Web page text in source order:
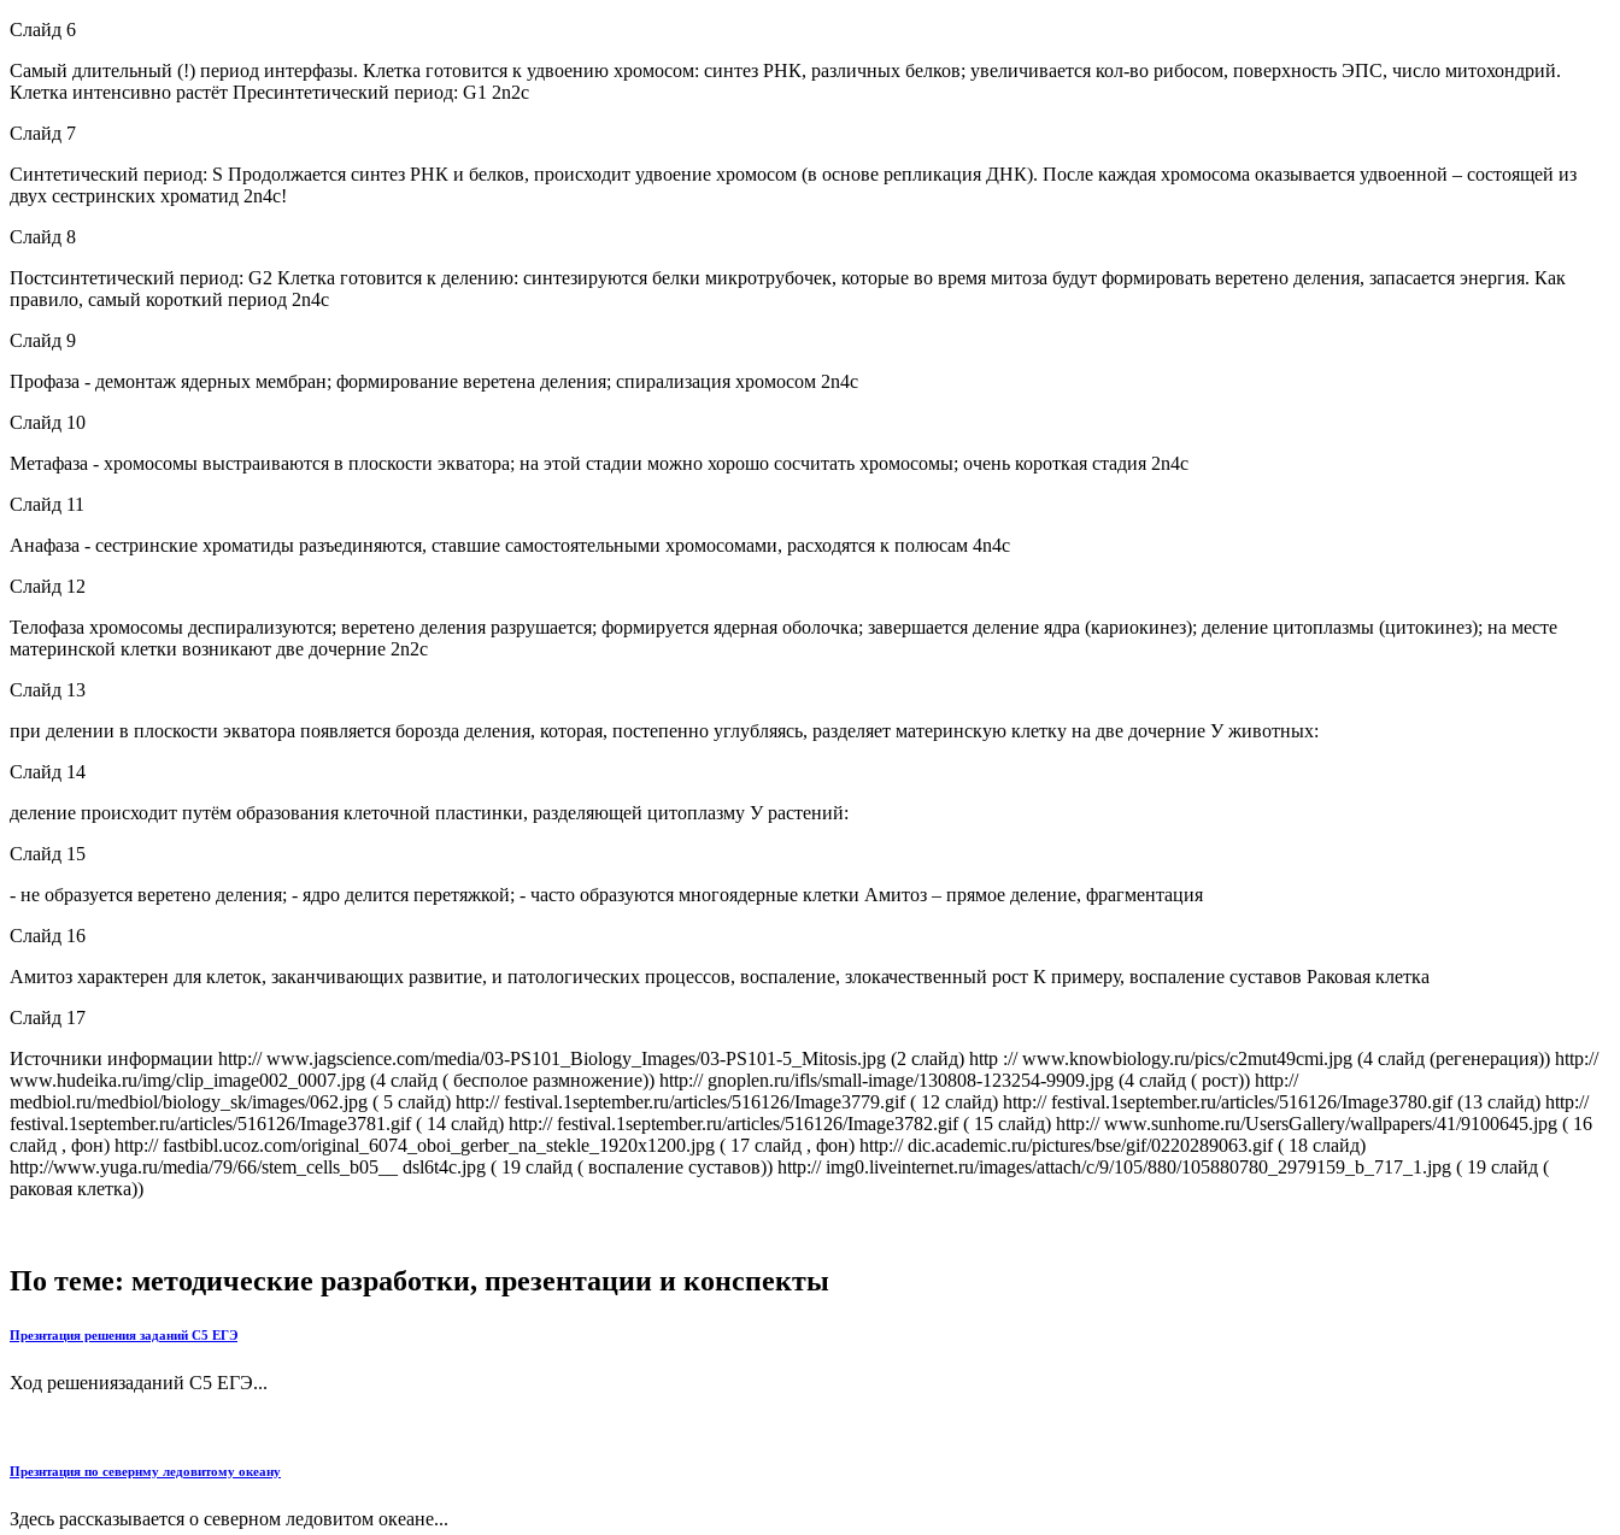
Слайд 6
Самый длительный (!) период интерфазы. Клетка готовится к удвоению хромосом: синтез РНК, различных белков; увеличивается кол-во рибосом, поверхность ЭПС, число митохондрий.
Клетка интенсивно растёт Пресинтетический период: G1 2n2c
Слайд 7
Синтетический период: S Продолжается синтез РНК и белков, происходит удвоение хромосом (в основе репликация ДНК). После каждая хромосома оказывается удвоенной – состоящей из
двух сестринских хроматид 2n4c!
Слайд 8
Постсинтетический период: G2 Клетка готовится к делению: синтезируются белки микротрубочек, которые во время митоза будут формировать веретено деления, запасается энергия. Как
правило, самый короткий период 2n4c
Слайд 9
Профаза - демонтаж ядерных мембран; формирование веретена деления; спирализация хромосом 2n4c
Слайд 10
Метафаза - хромосомы выстраиваются в плоскости экватора; на этой стадии можно хорошо сосчитать хромосомы; очень короткая стадия 2n4c
Слайд 11
Анафаза - сестринские хроматиды разъединяются, ставшие самостоятельными хромосомами, расходятся к полюсам 4n4c
Слайд 12
Телофаза хромосомы деспирализуются; веретено деления разрушается; формируется ядерная оболочка; завершается деление ядра (кариокинез); деление цитоплазмы (цитокинез); на месте
материнской клетки возникают две дочерние 2n2c
Слайд 13
при делении в плоскости экватора появляется борозда деления, которая, постепенно углубляясь, разделяет материнскую клетку на две дочерние У животных:
Слайд 14
деление происходит путём образования клеточной пластинки, разделяющей цитоплазму У растений:
Слайд 15
- не образуется веретено деления; - ядро делится перетяжкой; - часто образуются многоядерные клетки Амитоз – прямое деление, фрагментация
Слайд 16
Амитоз характерен для клеток, заканчивающих развитие, и патологических процессов, воспаление, злокачественный рост К примеру, воспаление суставов Раковая клетка
Слайд 17
Источники информации http:// www.jagscience.com/media/03-PS101_Biology_Images/03-PS101-5_Mitosis.jpg (2 слайд) http :// www.knowbiology.ru/pics/c2mut49cmi.jpg (4 слайд (регенерация)) http://
www.hudeika.ru/img/clip_image002_0007.jpg (4 слайд ( бесполое размножение)) http:// gnoplen.ru/ifls/small-image/130808-123254-9909.jpg (4 слайд ( рост)) http://
medbiol.ru/medbiol/biology_sk/images/062.jpg ( 5 слайд) http:// festival.1september.ru/articles/516126/Image3779.gif ( 12 слайд) http:// festival.1september.ru/articles/516126/Image3780.gif (13 слайд) http://
festival.1september.ru/articles/516126/Image3781.gif ( 14 слайд) http:// festival.1september.ru/articles/516126/Image3782.gif ( 15 слайд) http:// www.sunhome.ru/UsersGallery/wallpapers/41/9100645.jpg ( 16
слайд , фон) http:// fastbibl.ucoz.com/original_6074_oboi_gerber_na_stekle_1920x1200.jpg ( 17 слайд , фон) http:// dic.academic.ru/pictures/bse/gif/0220289063.gif ( 18 слайд)
http://www.yuga.ru/media/79/66/stem_cells_b05__ dsl6t4c.jpg ( 19 слайд ( воспаление суставов)) http:// img0.liveinternet.ru/images/attach/c/9/105/880/105880780_2979159_b_717_1.jpg ( 19 слайд (
раковая клетка))
По теме: методические разработки, презентации и конспекты
Презнтация решения заданий С5 ЕГЭ
Ход решениязаданий С5 ЕГЭ...
Презнтация по севернму ледовитому океану
Здесь рассказывается о северном ледовитом океане...